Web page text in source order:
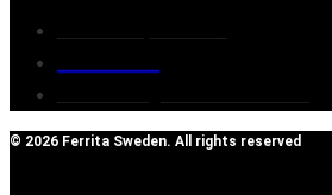
© 2026 Ferrita Sweden. All rights reserved